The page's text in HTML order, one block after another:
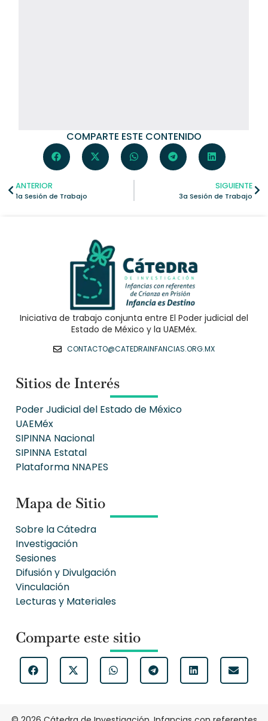
COMPARTE ESTE CONTENIDO
ANTERIOR
1a Sesión de Trabajo
SIGUIENTE
3a Sesión de Trabajo
Iniciativa de trabajo conjunta entre El Poder judicial del
Estado de México y la UAEMéx.
CONTACTO@CATEDRAINFANCIAS.ORG.MX
Sitios de Interés
Poder Judicial del Estado de México
UAEMéx
SIPINNA Nacional
SIPINNA Estatal
Plataforma NNAPES
Mapa de Sitio
Sobre la Cátedra
Investigación
Sesiones
Difusión y Divulgación
Vinculación
Lecturas y Materiales
Comparte este sitio